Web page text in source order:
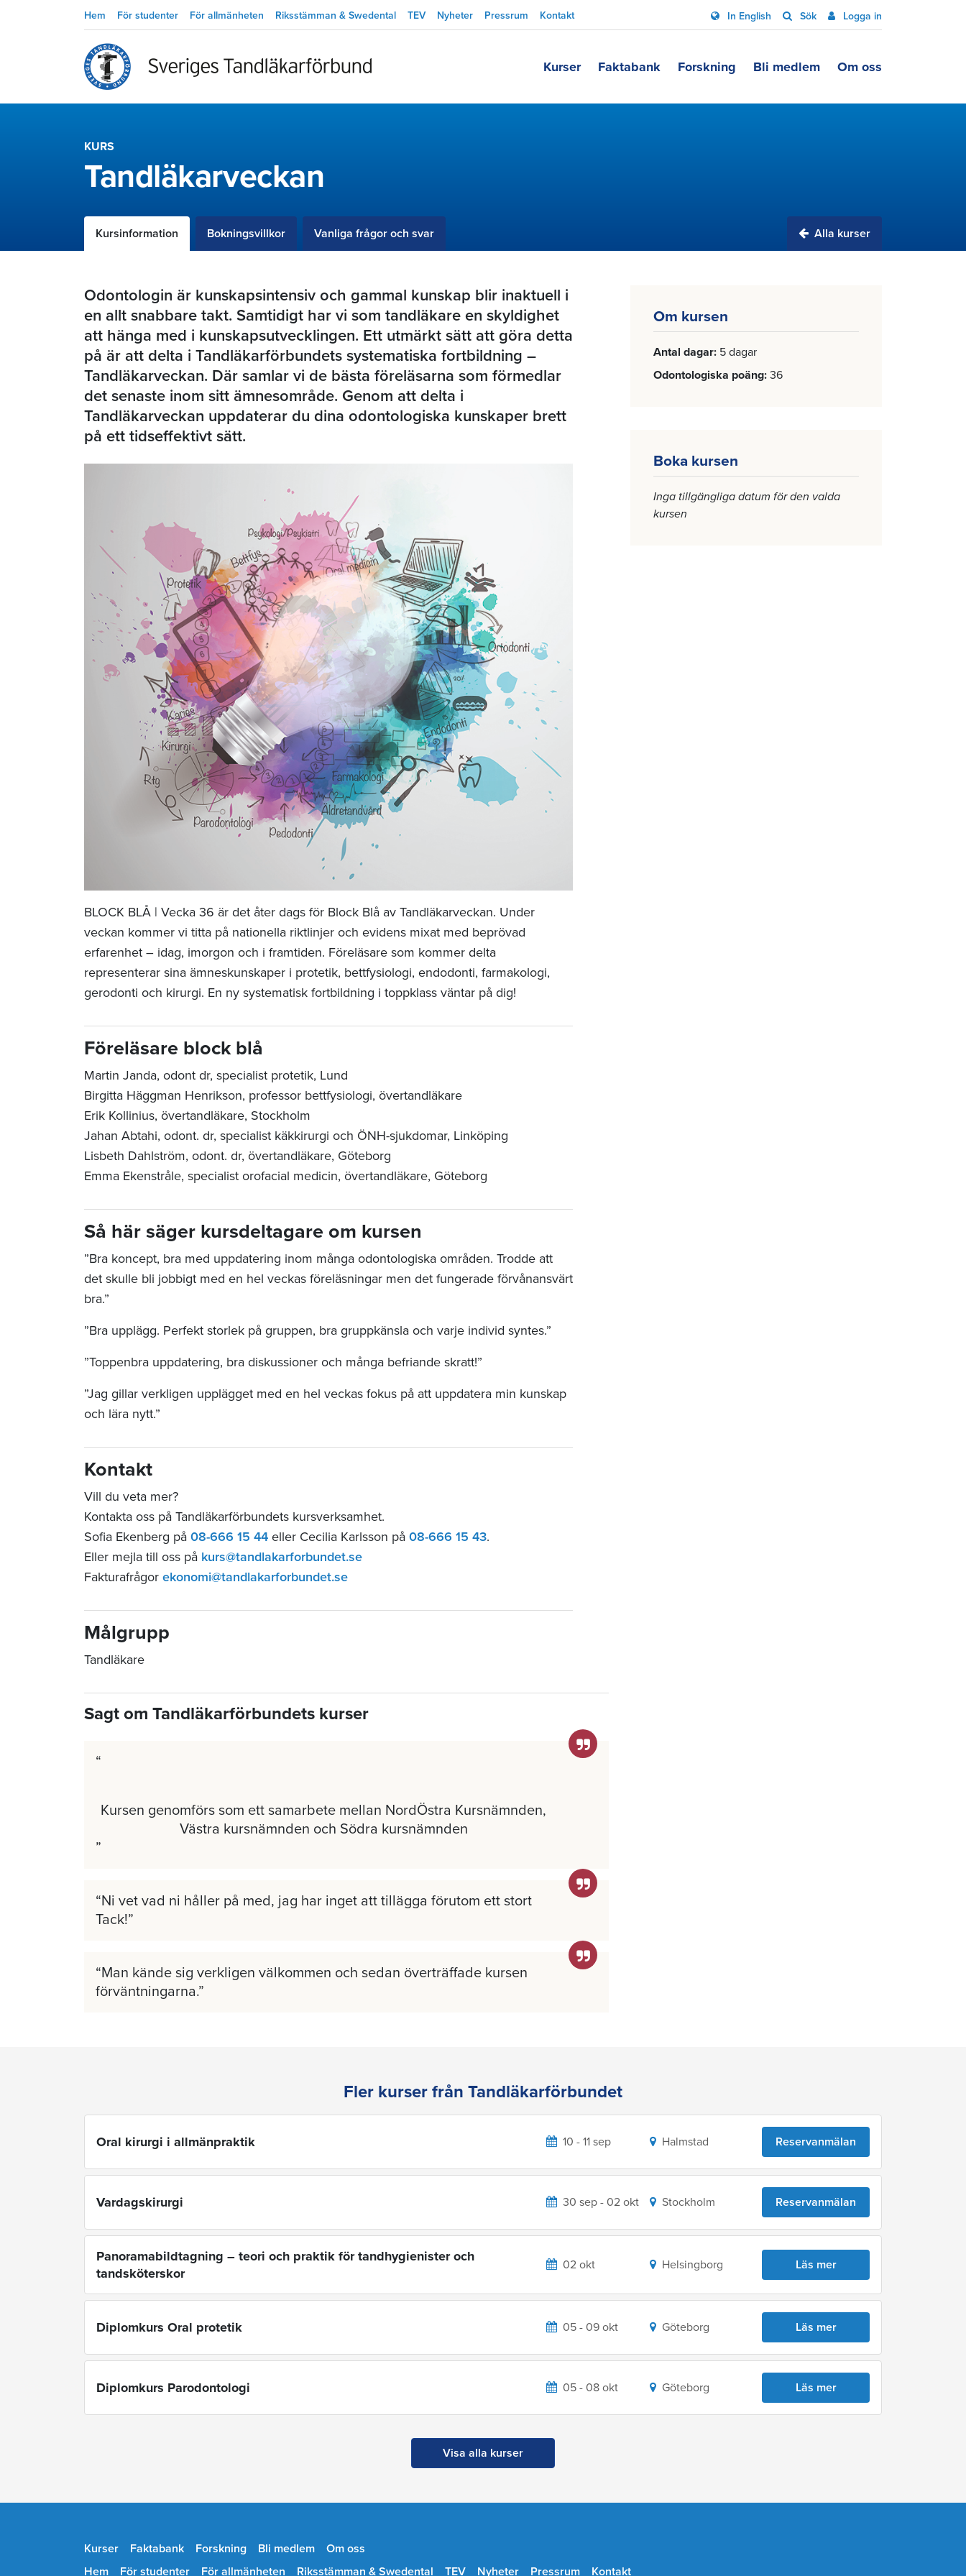
Hem För studenter För allmänheten Riksstämman & Swedental TEV Nyheter Pressrum Kontakt In English Sök Logga in
Kurser Faktabank Forskning Bli medlem Om oss
KURS
Tandläkarveckan
Kursinformation Bokningsvillkor Vanliga frågor och svar Alla kurser
Om kursen
Antal dagar 5 dagar
Odontologiska poäng 36
Boka kursen
Inga tillgängliga datum för den valda
kursen
Odontologin är kunskapsintensiv och gammal kunskap blir inaktuell i
en allt snabbare takt. Samtidigt har vi som tandläkare en skyldighet
att hänga med i kunskapsutvecklingen. Ett utmärkt sätt att göra detta
på är att delta i Tandläkarförbundets systematiska fortbildning –
Tandläkarveckan. Där samlar vi de bästa föreläsarna som förmedlar
det senaste inom sitt ämnesområde. Genom att delta i
Tandläkarveckan uppdaterar du dina odontologiska kunskaper brett
på ett tidseffektivt sätt.
BLOCK BLÅ | Vecka 36 är det åter dags för Block Blå av Tandläkarveckan. Under
veckan kommer vi titta på nationella riktlinjer och evidens mixat med beprövad
erfarenhet – idag, imorgon och i framtiden. Föreläsare som kommer delta
representerar sina ämneskunskaper i protetik, bettfysiologi, endodonti, farmakologi,
gerodonti och kirurgi. En ny systematisk fortbildning i toppklass väntar på dig!
Föreläsare block blå
Martin Janda, odont dr, specialist protetik, Lund
Birgitta Häggman Henrikson, professor bettfysiologi, övertandläkare
Erik Kollinius, övertandläkare, Stockholm
Jahan Abtahi, odont. dr, specialist käkkirurgi och ÖNH-sjukdomar, Linköping
Lisbeth Dahlström, odont. dr, övertandläkare, Göteborg
Emma Ekenstråle, specialist orofacial medicin, övertandläkare, Göteborg
Så här säger kursdeltagare om kursen
”Bra koncept, bra med uppdatering inom många odontologiska områden. Trodde att
det skulle bli jobbigt med en hel veckas föreläsningar men det fungerade förvånansvärt
bra.”
”Bra upplägg. Perfekt storlek på gruppen, bra gruppkänsla och varje individ syntes.”
”Toppenbra uppdatering, bra diskussioner och många befriande skratt!”
”Jag gillar verkligen upplägget med en hel veckas fokus på att uppdatera min kunskap
och lära nytt.”
Kontakt
Vill du veta mer?
Kontakta oss på Tandläkarförbundets kursverksamhet.
Sofia Ekenberg på 08-666 15 44 eller Cecilia Karlsson på 08-666 15 43.
Eller mejla till oss på kurs@tandlakarforbundet.se
Fakturafrågor ekonomi@tandlakarforbundet.se
Målgrupp
Tandläkare
Sagt om Tandläkarförbundets kurser
Kursen genomförs som ett samarbete mellan NordÖstra Kursnämnden,
Västra kursnämnden och Södra kursnämnden
Ni vet vad ni håller på med, jag har inget att tillägga förutom ett stort
Tack!
Man kände sig verkligen välkommen och sedan överträffade kursen
förväntningarna.
Fler kurser från Tandläkarförbundet
Oral kirurgi i allmänpraktik 10 - 11 sep Halmstad Reservanmälan
Vardagskirurgi 30 sep - 02 okt Stockholm Reservanmälan
Panoramabildtagning – teori och praktik för tandhygienister och
tandsköterskor
02 okt Helsingborg Läs mer
Diplomkurs Oral protetik 05 - 09 okt Göteborg Läs mer
Diplomkurs Parodontologi 05 - 08 okt Göteborg Läs mer
Visa alla kurser
Kurser Faktabank Forskning Bli medlem
Om oss
Hem
För studenter För allmänheten Riksstämman & Swedental TEV Nyheter Pressrum Kontakt